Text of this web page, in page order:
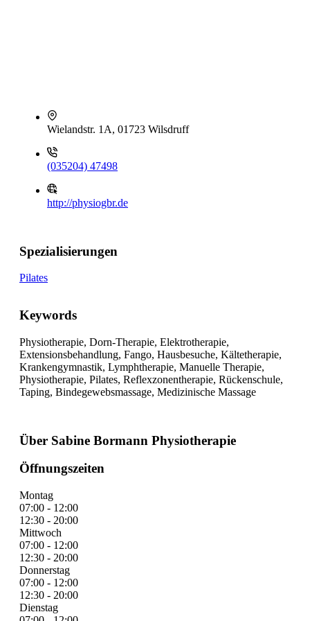
Wielandstr. 1A, 01723 Wilsdruff
(035204) 47498
http://physiogbr.de
Spezialisierungen
Pilates
Keywords
Physiotherapie, Dorn-Therapie, Elektrotherapie,
Extensionsbehandlung, Fango, Hausbesuche, Kältetherapie,
Krankengymnastik, Lymphtherapie, Manuelle Therapie,
Physiotherapie, Pilates, Reflexzonentherapie, Rückenschule,
Taping, Bindegewebsmassage, Medizinische Massage
Über Sabine Bormann Physiotherapie
Öffnungszeiten
Montag
07:00 - 12:00
12:30 - 20:00
Mittwoch
07:00 - 12:00
12:30 - 20:00
Donnerstag
07:00 - 12:00
12:30 - 20:00
Dienstag